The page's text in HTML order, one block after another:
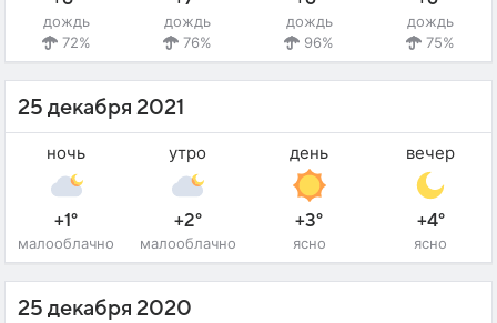
дождь
72%
дождь
76%
дождь
96%
дождь
75%
25 декабря 2021
ночь
+1°
малооблачно
утро
+2°
малооблачно
день
+3°
ясно
вечер
+4°
ясно
25 декабря 2020